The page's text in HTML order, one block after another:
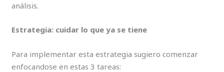
análisis.
Estrategia: cuidar lo que ya se tiene
Para implementar esta estrategia sugiero comenzar
enfocandose en estas 3 tareas: